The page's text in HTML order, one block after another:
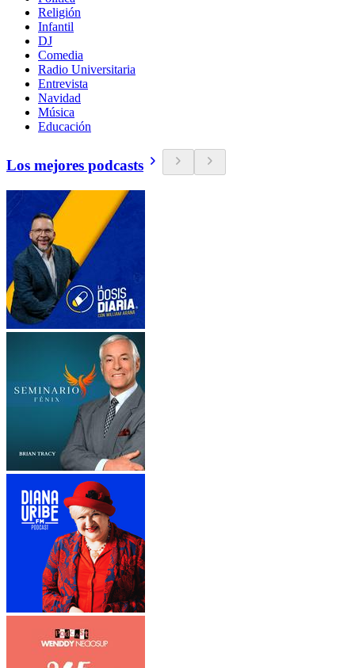
Religión
Infantil
DJ
Comedia
Radio Universitaria
Entrevista
Navidad
Música
Educación
Los mejores podcasts